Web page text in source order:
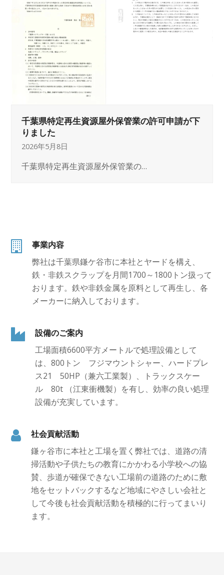
千葉県特定再生資源屋外保管業の許可申請が下
りました
2026年5月8日
千葉県特定再生資源屋外保管業の…
事業内容
弊社は千葉県鎌ケ谷市に本社とヤードを構え、
鉄・非鉄スクラップを月間1700～1800トン扱って
おります。鉄や非鉄金属を原料として再生し、各
メーカーに納入しております。
設備のご案内
工場面積6600平方メートルで処理設備として
は、800トン フジマウントシャー、ハードプレ
ス21 50HP（兼六工業製）、トラックスケー
ル 80t （江東衝機製）を有し、効率の良い処理
設備が充実しています。
社会貢献活動
鎌ヶ谷市に本社と工場を置く弊社では、道路の清
掃活動や子供たちの教育にかかわる小学校への協
賛、歩道が確保できない工場前の道路のために敷
地をセットバックするなど地域にやさしい会社と
して今後も社会貢献活動を積極的に行ってまいり
ます。